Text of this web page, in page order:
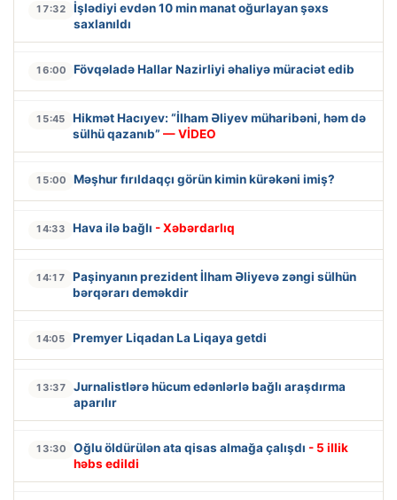
17:32
İşlədiyi evdən 10 min manat oğurlayan şəxs
saxlanıldı
16:00 Fövqəladə Hallar Nazirliyi əhaliyə müraciət edib
15:45
Hikmət Hacıyev: “İlham Əliyev müharibəni, həm də
sülhü qazanıb” — VİDEO
15:00 Məşhur fırıldaqçı görün kimin kürəkəni imiş?
14:33 Hava ilə bağlı - Xəbərdarlıq
14:17
Paşinyanın prezident İlham Əliyevə zəngi sülhün
bərqərarı deməkdir
14:05 Premyer Liqadan La Liqaya getdi
13:37
Jurnalistlərə hücum edənlərlə bağlı araşdırma
aparılır
13:30 Oğlu öldürülən ata qisas almağa çalışdı - 5 illik
həbs edildi